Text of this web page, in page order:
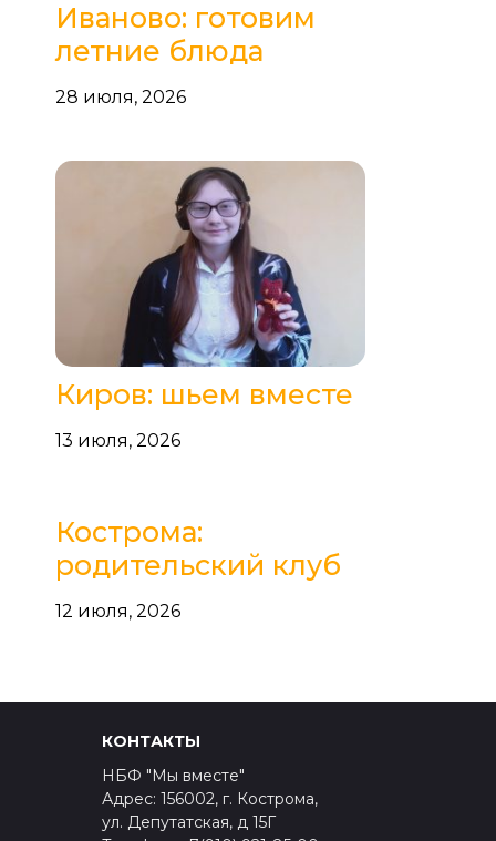
Иваново: готовим
летние блюда
28 июля, 2026
Киров: шьем вместе
13 июля, 2026
Кострома:
родительский клуб
12 июля, 2026
КОНТАКТЫ
НБФ "Мы вместе"
Адрес: 156002, г. Кострома,
ул. Депутатская, д 15Г